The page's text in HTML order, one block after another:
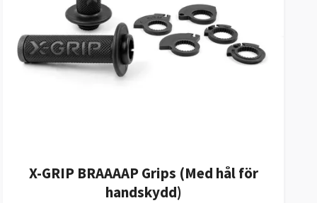
X-GRIP BRAAAAP Grips (Med hål för
handskydd)